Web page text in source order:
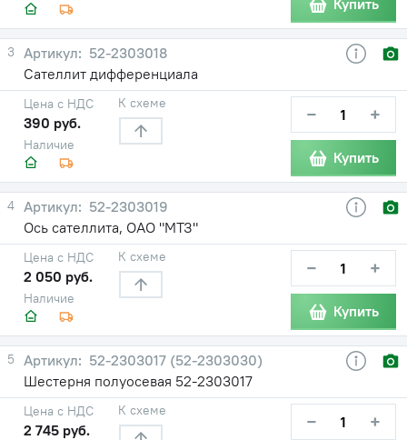
Купить
3
52-2303018
Сателлит дифференциала
Наличие
Цена с НДС
390 руб.
К схеме − +
Купить
4
52-2303019
Ось сателлита, ОАО "МТЗ"
Наличие
Цена с НДС
2 050 руб.
К схеме − +
Купить
5
52-2303017 (52-2303030)
Шестерня полуосевая 52-2303017
Цена с НДС
2 745 руб.
К схеме − +